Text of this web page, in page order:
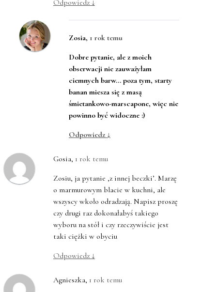
Odpowiedz ↓
Zosia, 1 rok temu
Dobre pytanie, ale z moich
obserwacji nie zauważyłam
ciemnych barw… poza tym, starty
banan miesza się z masą
śmietankowo-marscapone, więc nie
powinno być widoczne :)
Odpowiedz ↓
Gosia, 1 rok temu
Zosiu, ja pytanie ‚z innej beczki’. Marzę
o marmurowym blacie w kuchni, ale
wszyscy wkoło odradzają. Napisz proszę
czy drugi raz dokonałabyś takiego
wyboru na stół i czy rzeczywiście jest
taki ciężki w obyciu
Odpowiedz ↓
Agnieszka, 1 rok temu